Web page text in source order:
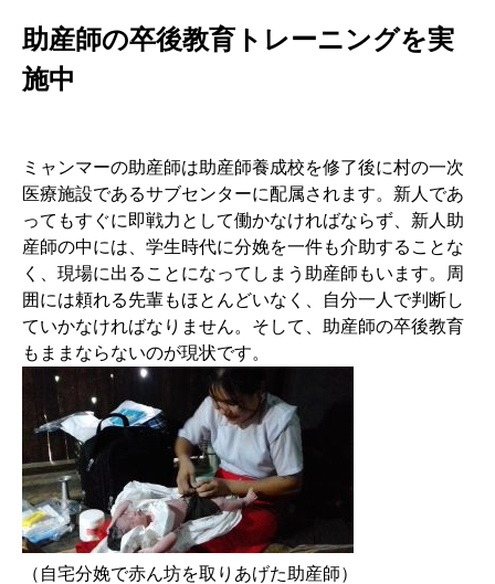
助産師の卒後教育トレーニングを実
施中
ミャンマーの助産師は助産師養成校を修了後に村の一次
医療施設であるサブセンターに配属されます。新人であ
ってもすぐに即戦力として働かなければならず、新人助
産師の中には、学生時代に分娩を一件も介助することな
く、現場に出ることになってしまう助産師もいます。周
囲には頼れる先輩もほとんどいなく、自分一人で判断し
ていかなければなりません。そして、助産師の卒後教育
もままならないのが現状です。
（自宅分娩で赤ん坊を取りあげた助産師）